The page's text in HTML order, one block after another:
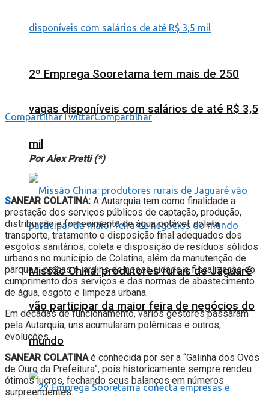
2º Emprega Sooretama tem mais de 250
vagas disponíveis com salários de até R$ 3,5
mil
Missão China: produtores rurais de Jaguaré
vão participar da maior feira de negócios do
mundo
CompartilharTwittarCompartilhar
Por Alex Pretti (*)
SANEAR COLATINA: A Autarquia tem como finalidade a
prestação dos serviços públicos de captação, produção,
distribuição e fornecimento de água potável; coleta,
transporte, tratamento e disposição final adequados dos
esgotos sanitários; coleta e disposição de resíduos sólidos
urbanos no município de Colatina, além da manutenção de
parques, praças e jardins de nossa cidade e fiscalização do
cumprimento dos serviços e das normas de abastecimento
de água, esgoto e limpeza urbana.
Em décadas de funcionamento, vários gestores passaram
pela Autarquia, uns acumularam polêmicas e outros,
evoluções.
SANEAR COLATINAé conhecida por ser a “Galinha dos Ovos
de Ouro da Prefeitura”, pois historicamente sempre rendeu
ótimos lucros, fechando seus balanços em números
surpreendentes.